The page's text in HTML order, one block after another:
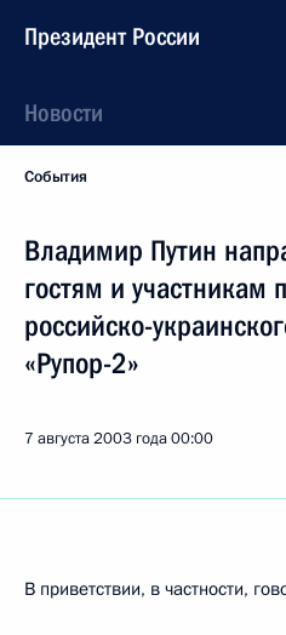
Президент России
Новости
События
Владимир Путин
гостям и участникам
российско-
«Рупор-2»
7 августа 2003 года00:00
В приветствии, в частности,